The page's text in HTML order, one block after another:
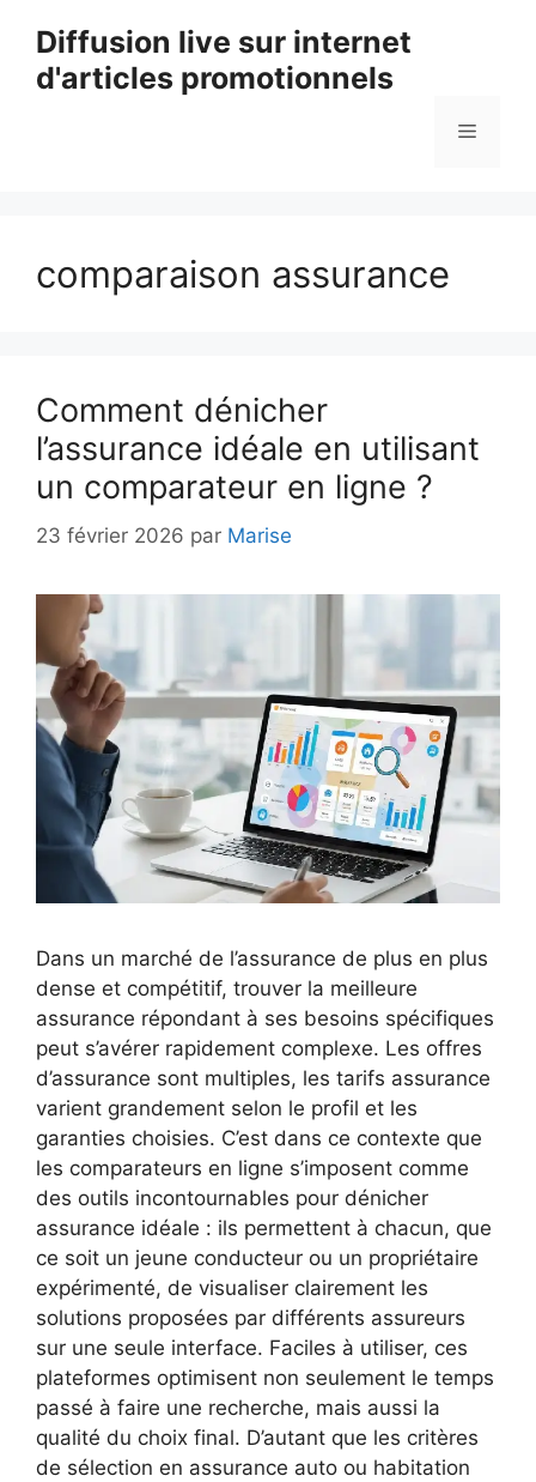
contenu
Diffusion live sur internet
d'articles promotionnels
Menu
comparaison assurance
Comment dénicher
l’assurance idéale en utilisant
un comparateur en ligne ?
23 février 2026 par Marise
Dans un marché de l’assurance de plus en plus
dense et compétitif, trouver la meilleure
assurance répondant à ses besoins spécifiques
peut s’avérer rapidement complexe. Les offres
d’assurance sont multiples, les tarifs assurance
varient grandement selon le profil et les
garanties choisies. C’est dans ce contexte que
les comparateurs en ligne s’imposent comme
des outils incontournables pour dénicher
assurance idéale : ils permettent à chacun, que
ce soit un jeune conducteur ou un propriétaire
expérimenté, de visualiser clairement les
solutions proposées par différents assureurs
sur une seule interface. Faciles à utiliser, ces
plateformes optimisent non seulement le temps
passé à faire une recherche, mais aussi la
qualité du choix final. D’autant que les critères
de sélection en assurance auto ou habitation